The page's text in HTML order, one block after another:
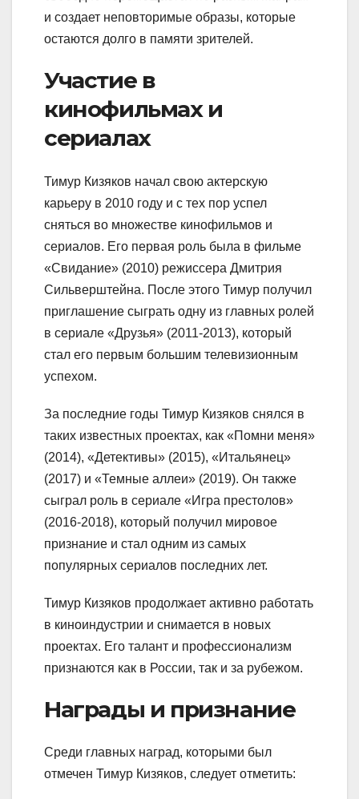
и создает неповторимые образы, которые
остаются долго в памяти зрителей.
Участие в
кинофильмах и
сериалах
Тимур Кизяков начал свою актерскую
карьеру в 2010 году и с тех пор успел
сняться во множестве кинофильмов и
сериалов. Его первая роль была в фильме
«Свидание» (2010) режиссера Дмитрия
Сильверштейна. После этого Тимур получил
приглашение сыграть одну из главных ролей
в сериале «Друзья» (2011-2013), который
стал его первым большим телевизионным
успехом.
За последние годы Тимур Кизяков снялся в
таких известных проектах, как «Помни меня»
(2014), «Детективы» (2015), «Итальянец»
(2017) и «Темные аллеи» (2019). Он также
сыграл роль в сериале «Игра престолов»
(2016-2018), который получил мировое
признание и стал одним из самых
популярных сериалов последних лет.
Тимур Кизяков продолжает активно работать
в киноиндустрии и снимается в новых
проектах. Его талант и профессионализм
признаются как в России, так и за рубежом.
Награды и признание
Среди главных наград, которыми был
отмечен Тимур Кизяков, следует отметить: